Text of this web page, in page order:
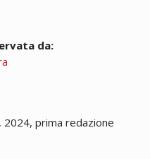
da:
2024, prima redazione